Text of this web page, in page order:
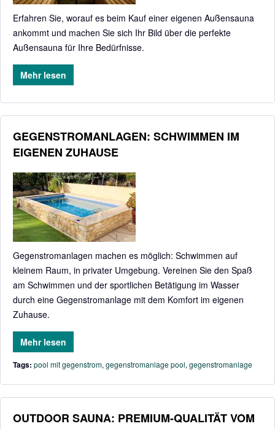
Erfahren Sie, worauf es beim Kauf einer eigenen Außensauna
ankommt und machen Sie sich Ihr Bild über die perfekte
Außensauna für Ihre Bedürfnisse.
Mehr lesen
GEGENSTROMANLAGEN: SCHWIMMEN IM
EIGENEN ZUHAUSE
Gegenstromanlagen machen es möglich: Schwimmen auf
kleinem Raum, in privater Umgebung. Vereinen Sie den Spaß
am Schwimmen und der sportlichen Betätigung im Wasser
durch eine Gegenstromanlage mit dem Komfort im eigenen
Zuhause.
Mehr lesen
Tags: pool mit gegenstrom, gegenstromanlage pool, gegenstromanlage
OUTDOOR SAUNA: PREMIUM-QUALITÄT VOM